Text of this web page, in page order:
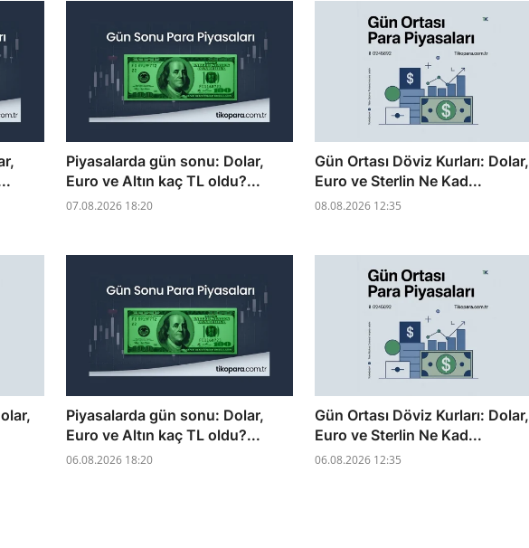
Piyasalarda gün sonu: Dolar,
Euro ve Altın kaç TL oldu?...
07.08.2026 18:20
Gün Ortası Döviz Kurları: Dolar,
Euro ve Sterlin Ne Kad...
08.08.2026 12:35
Piyasalarda gün sonu: Dolar,
Euro ve Altın kaç TL oldu?...
06.08.2026 18:20
Gün Ortası Döviz Kurları: Dolar,
Euro ve Sterlin Ne Kad...
06.08.2026 12:35